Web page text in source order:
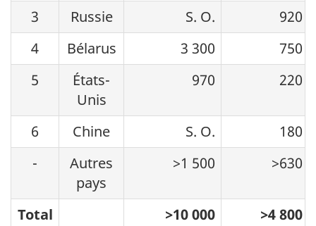
3
Russie S. O.
920
4
Bélarus 3 300
750
5
États-
Unis
970 220
6 Chine S. O.
180
-
Autres
pays
>1 500 >630
Total >10 000 >4 800